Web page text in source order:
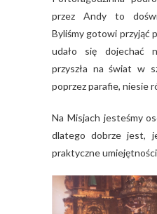
przez Andy to
Byliśmy gotowi przyjąć
udało się dojechać
przyszła na świat w
poprzez parafie, niesie
Na Misjach jesteśmy
dlatego dobrze jest,
praktyczne